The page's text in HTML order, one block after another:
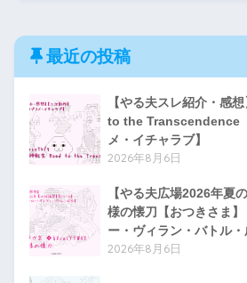
最近の投稿
【やる夫スレ紹介・感
to the Transcendence
メ・イチャラブ】
2026年8月6日
【やる夫広場2026年夏
様の懐刀【おつきさま
ー・ヴィラン・バトル・
2026年8月6日